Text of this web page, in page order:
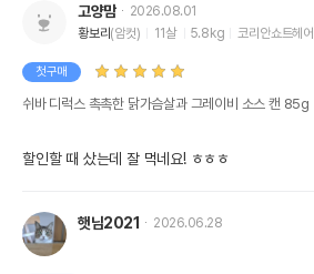
고양맘
2026.08.01
황보리(암컷) 11살 5.8kg 코리안쇼트헤어
첫구매
쉬바 디럭스 촉촉한 닭가슴살과 그레이비 소스 캔 85g
할인할 때 샀는데 잘 먹네요! ㅎㅎㅎ
햇님2021 2026.06.28